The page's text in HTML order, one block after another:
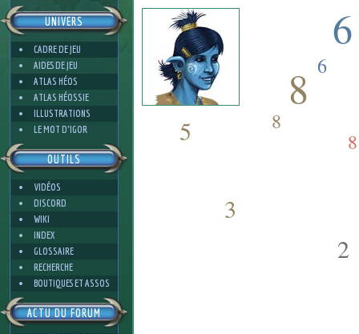
UNIVERS
CADRE DE JEU
AIDES DE JEU
ATLAS HÉOS
ATLAS HÉOSSIE
ILLUSTRATIONS
LE MOT D'IGOR
OUTILS
VIDÉOS
DISCORD
WIKI
INDEX
GLOSSAIRE
RECHERCHE
BOUTIQUES ET ASSOS
ACTU DU FORUM
8
6
8
6
8
2
3
5
3